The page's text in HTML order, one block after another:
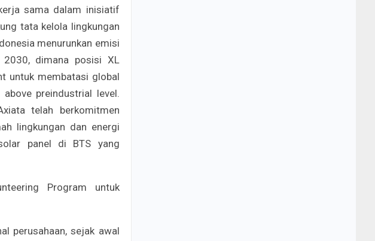
sama dalam inisiatif
tata kelola lingkungan
menurunkan emisi
dimana posisi XL
untuk membatasi global
preindustrial level.
telah berkomitmen
lingkungan dan energi
panel di BTS yang
Program untuk
perusahaan, sejak awal